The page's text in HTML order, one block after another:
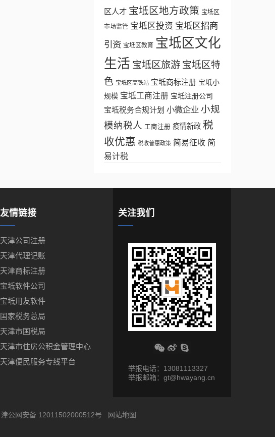
区人才 宝坻区地方政策 宝坻区
市场监管 宝坻区投资 宝坻区招商
引资 宝坻区教育 宝坻区文化
生活 宝坻区旅游 宝坻区特
色 宝坻区高铁站 宝坻商标注册 宝坻小
规模 宝坻工商注册 宝坻注册公司
宝坻税务合规计划 小微企业 小规
模纳税人 工商注册 疫情新政 税
收优惠 税收普惠政策 简易征收 简
易计税
友情链接
天津公司注册
天津代理记账
天津商标注册
宝坻软件公司
宝坻用友软件
国家税务总局
天津市国税局
天津市住房公积金管理中心
天津便民服务专线平台
关注我们
举报电话：13081113327
举报邮箱：gt@hwayang.cn
津公网安备 12011502000512号 网站地图